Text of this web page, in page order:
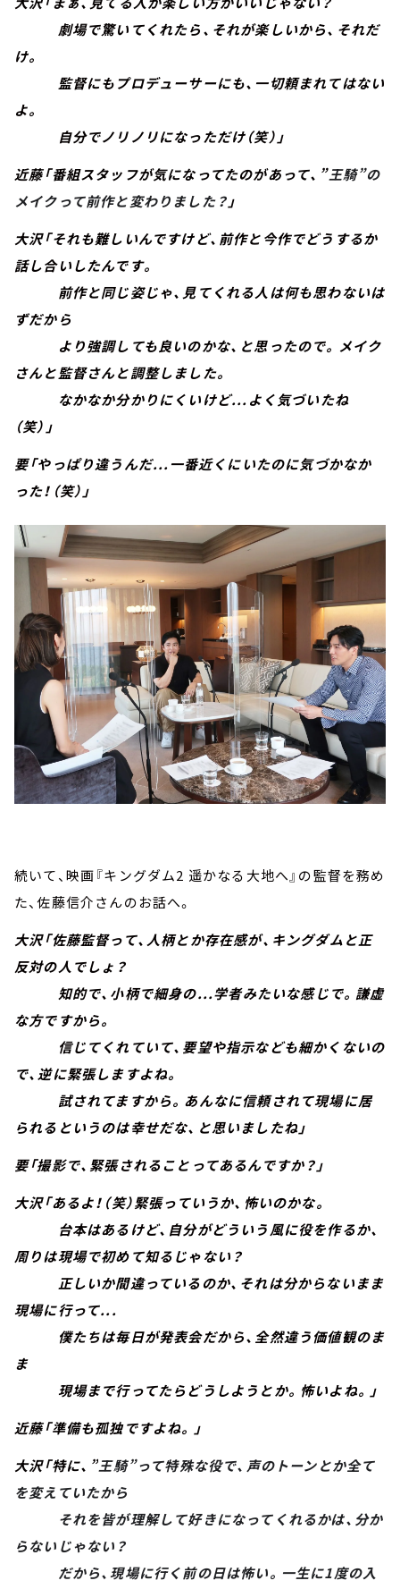
劇場で驚いてくれたら、それが楽しいから、それだ
け。
監督にもプロデューサーにも、一切頼まれてはない
よ。
自分でノリノリになっただけ（笑）」
近藤「番組スタッフが気になってたのがあって、”王騎”の
メイクって前作と変わりました？」
大沢「それも難しいんですけど、前作と今作でどうするか
話し合いしたんです。
前作と同じ姿じゃ、見てくれる人は何も思わないは
ずだから
より強調しても良いのかな、と思ったので。メイク
さんと監督さんと調整しました。
なかなか分かりにくいけど...よく気づいたね
（笑）」
要「やっぱり違うんだ...一番近くにいたのに気づかなか
った！（笑）」
続いて、映画『キングダム2 遥かなる大地へ』の監督を務め
た、佐藤信介さんのお話へ。
大沢「佐藤監督って、人柄とか存在感が、キングダムと正
反対の人でしょ？
知的で、小柄で細身の...学者みたいな感じで。謙虚
な方ですから。
信じてくれていて、要望や指示なども細かくないの
で、逆に緊張しますよね。
試されてますから。あんなに信頼されて現場に居
られるというのは幸せだな、と思いましたね」
要「撮影で、緊張されることってあるんですか？」
大沢「あるよ！（笑）緊張っていうか、怖いのかな。
台本はあるけど、自分がどういう風に役を作るか、
周りは現場で初めて知るじゃない？
正しいか間違っているのか、それは分からないまま
現場に行って...
僕たちは毎日が発表会だから、全然違う価値観のま
ま
現場まで行ってたらどうしようとか。怖いよね。」
近藤「準備も孤独ですよね。」
大沢「特に、”王騎”って特殊な役で、声のトーンとか全て
を変えていたから
それを皆が理解して好きになってくれるかは、分か
らないじゃない？
だから、現場に行く前の日は怖い。一生に1度の入